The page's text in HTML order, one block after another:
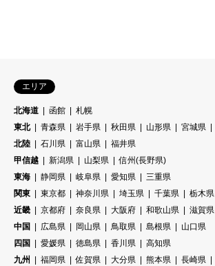
エリア
北海道 函館
札幌
東北
青森県 岩手県 秋田県 山形県 宮城県
北陸
石川県 富山県
福井県
甲信越
新潟県 山梨県
信州(長野県)
東海
静岡県 岐阜県 愛知県
三重県
関東
東京都 神奈川県 埼玉県 千葉県 栃木県
近畿
京都府 奈良県 大阪府 和歌山県 滋賀県
中国
広島県 岡山県 鳥取県 島根県
山口県
四国
愛媛県 徳島県 香川県
高知県
九州
福岡県 佐賀県 大分県 熊本県 長崎県